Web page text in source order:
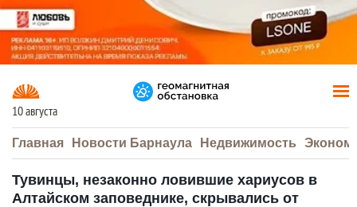
10 августа
Главная Новости Барнаула Недвижимость
Тувинцы, незаконно ловившие хариусов в
Алтайском заповеднике, скрывались от